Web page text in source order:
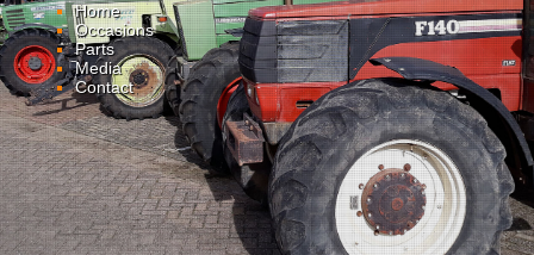
Home
Occasions
Parts
Media
Contact